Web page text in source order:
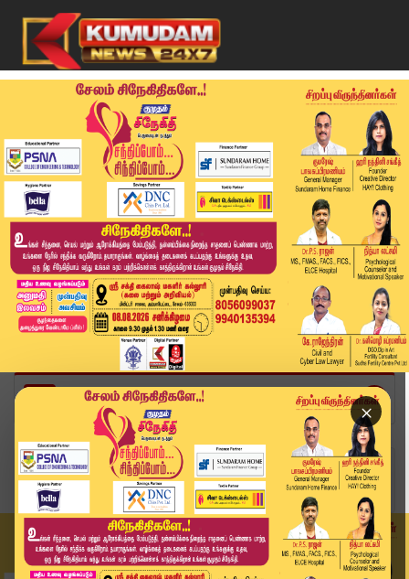
×
Home
தமிழ்நாடு
முதல்வர் விஜய் நாளை டெல்லி பயணம்.. பிரதமர் மோடி...